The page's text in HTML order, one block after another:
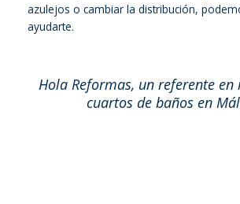
azulejos o cambiar la distribución,
ayudarte.
Hola Reformas, un referente
cuartos de baños en